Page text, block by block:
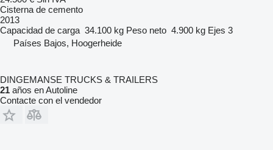
Cisterna de cemento
2013
Capacidad de carga 34.100 kg Peso neto 4.900 kg Ejes 3
Países Bajos, Hoogerheide
DINGEMANSE TRUCKS & TRAILERS
21 años en Autoline
Contacte con el vendedor